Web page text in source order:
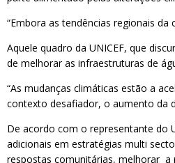
“Embora as tendências regionais
Aquele quadro da UNICEF, que
de melhorar as infraestruturas de
“As mudanças climáticas estão a
contexto desafiador, o aumento da
De acordo com o representante do
adicionais em estratégias multi
respostas comunitárias, melhorar a